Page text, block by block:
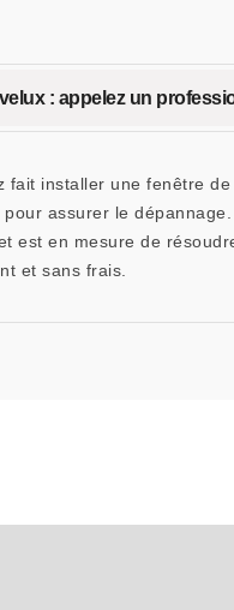
: appelez un
fait installer une fenêtre
assurer le
est en mesure de
et sans frais.